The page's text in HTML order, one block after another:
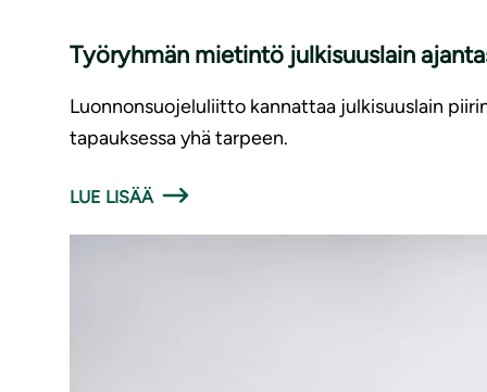
Työryhmän mietintö julkisuuslain
Luonnonsuojeluliitto kannattaa julkisuuslain
tapauksessa yhä tarpeen.
LUE LISÄÄ